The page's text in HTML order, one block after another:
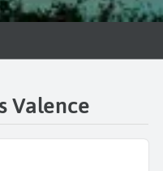
Valence